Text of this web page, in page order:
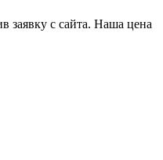
заявку с сайта. Наша цена